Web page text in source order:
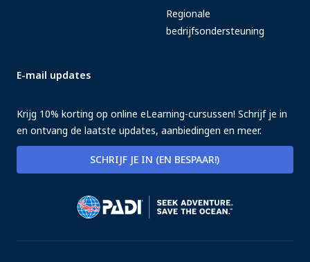
Regionale
bedrijfsondersteuning
E-mail updates
Krijg 10% korting op online eLearning-cursussen! Schrijf je in
en ontvang de laatste updates, aanbiedingen en meer.
SCHRIJF JE IN (EN BESPAAR!)